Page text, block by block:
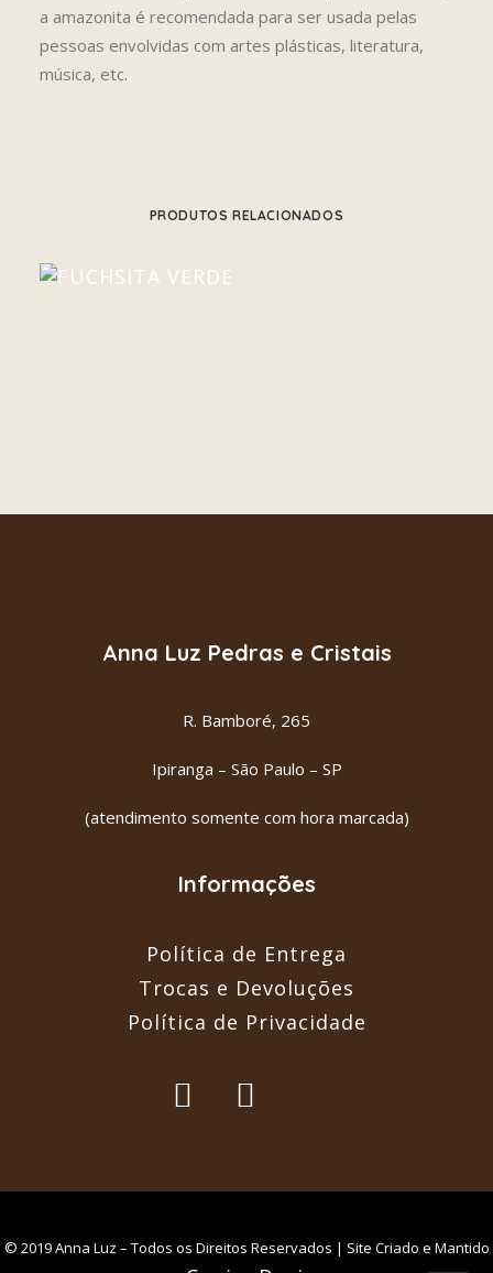
a amazonita é recomendada para ser usada pelas
pessoas envolvidas com artes plásticas, literatura,
música, etc.
PRODUTOS RELACIONADOS
Anna Luz Pedras e Cristais
R. Bamboré, 265
Ipiranga – São Paulo – SP
(atendimento somente com hora marcada)
Informações
Política de Entrega
Trocas e Devoluções
Política de Privacidade
© 2019 Anna Luz – Todos os Direitos Reservados | Site Criado e Mantido